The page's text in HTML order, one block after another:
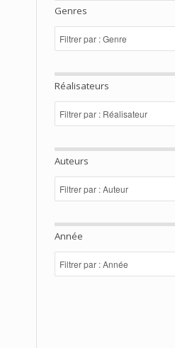
Genres
Réalisateurs
Auteurs
Année